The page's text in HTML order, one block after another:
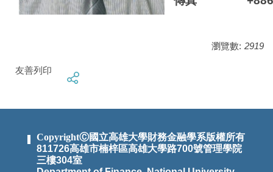
瀏覽數: 2919
友善列印
CopyrightⒸ國立高雄大學財務金融學系版權所有
811726高雄市楠梓區高雄大學路700號管理學院
三樓304室